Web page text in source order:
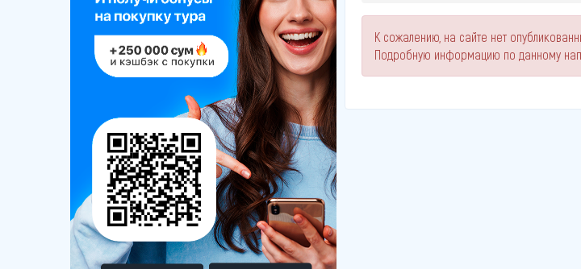
К сожалению, на сайте нет
Подробную информацию по данному